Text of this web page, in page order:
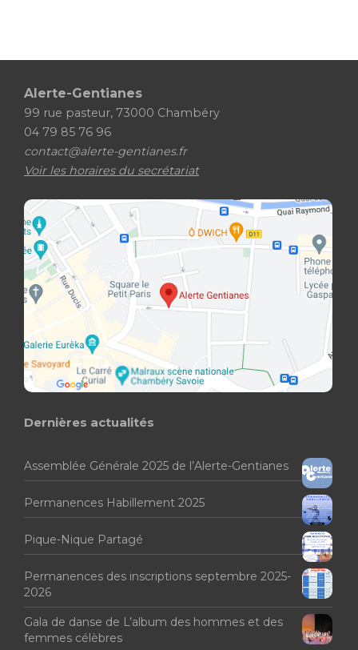
Alerte-Gentianes
99 rue pasteur, 73000 Chambéry
04 79 85 76 96
contact@alerte-gentianes.fr
Voir les horaires du secrétariat
Dernières actualités
Assemblée Générale 2025 de l’Alerte-Gentianes
Permanences Habillement 2025
Pique-Nique Partagé
Permanences des inscriptions septembre 2025-
2026
Gala de danse de L’album des hommes et des
femmes célèbres